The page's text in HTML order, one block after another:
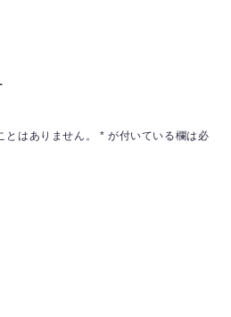
はありません。 * が付いている欄は必